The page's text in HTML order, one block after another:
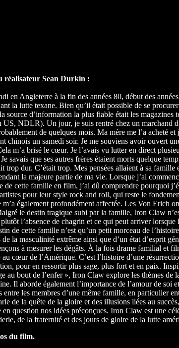
réalisateur Sean Durkin :
en Angleterre à la fin des années 80, début des
la lutte texane. Bien qu’il était possible de se
source d’information la plus fiable était les
US, NDLR). Un jour, je suis rentré chez un marchand
de quelques mois. Ma mère me l’a acheté
chinois un samedi soir. Je me souviens avoir ouvert
m’a brisé le cœur. Je l’avais vu lutter en direct
savais que ses autres frères étaient morts quelque
trop dur. C’était trop. Mes pensées allaient à sa famille
la majeure partie de ma vie. Lorsque j’ai
de cette famille en film, j’ai dû comprendre pourquoi
pour leur style rock and roll, qui reste le
m’a également profondément affectée. Les Von Erich
le destin tragique subi par la famille, Iron Claw
l’absence de chagrin et ce qui peut arriver
de cette famille n’est qu’un petit morceau de
de la masculinité extrême ainsi que d’un état d’esprit
à mesurer les dégâts. À la fois drame familial et
au cœur de l’Amérique. C’est l’histoire d’une
pour en ressortir plus sage, plus fort et en paix.
au bout de l’enfer », Iron Claw explore les thèmes de
Il aborde également l’importance de l’amour de soi
entre les membres d’une même famille, en particulier
de la quête de la gloire et des illusions liées au
en question nos idées préconçues. Iron Claw est une
de la fraternité et des jours de gloire de la lutte
du film.